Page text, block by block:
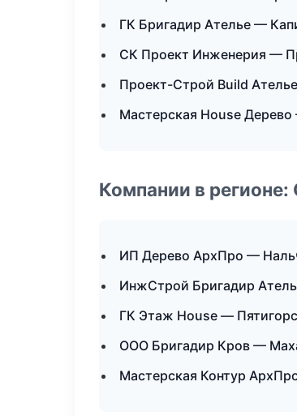
ГК Бригадир Ателье —
СК Проект Инженерия —
Проект-Строй Build
Мастерская House
Компании в
ИП Дерево АрхПро —
ИнжСтрой Бригадир
ГК Этаж House —
ООО Бригадир Кров —
Мастерская Контур